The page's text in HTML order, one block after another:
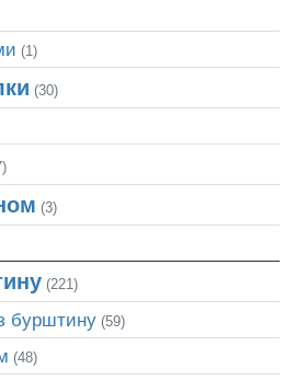
(1)
(30)
(3)
(221)
бурштину (59)
(48)